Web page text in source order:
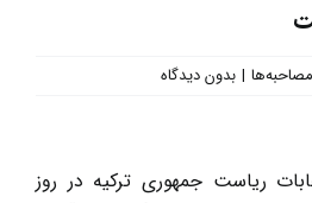
مصاحبه‌ها | بدون دیدگاه
ریاست جمهوری ترکیه در روز